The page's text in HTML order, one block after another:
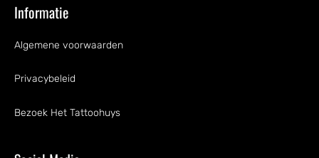
Informatie
Algemene voorwaarden
Privacybeleid
Bezoek Het Tattoohuys